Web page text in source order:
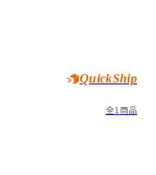
QuickShip
全1商品